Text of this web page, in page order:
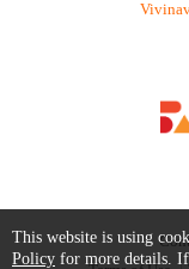
This website is using
Policy for more details.